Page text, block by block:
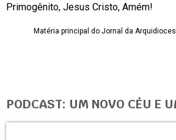
Primogênito, Jesus Cristo, Amém!
Matéria principal do Jornal da
PODCAST: UM NOVO CÉU E